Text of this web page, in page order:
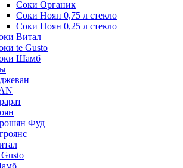
Соки Органик
Соки Ноян 0,75 л стекло
Соки Ноян 0,25 л стекло
Витал
te Gusto
Шамб
Фуд